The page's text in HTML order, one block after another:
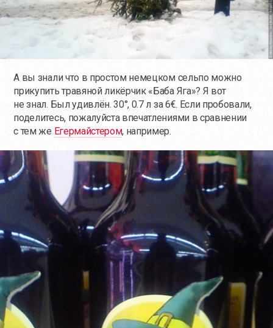
А вы знали что в простом немецком сельпо можно
прикупить травяной ликёрчик «Баба Яга»? Я вот
не знал. Был удивлён. 30°, 0.7 л за 6€. Если пробовали,
поделитесь, пожалуйста впечатлениями в сравнении
с тем же Егермайстером, например.